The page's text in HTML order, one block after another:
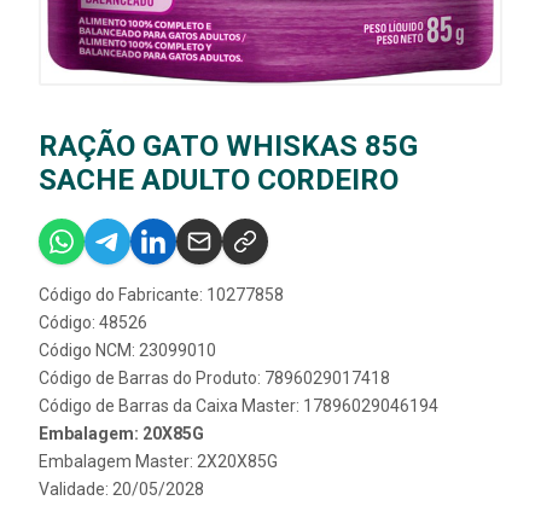
RAÇÃO GATO WHISKAS 85G
SACHE ADULTO CORDEIRO
Código do Fabricante: 10277858
Código: 48526
Código NCM: 23099010
Código de Barras do Produto: 7896029017418
Código de Barras da Caixa Master: 17896029046194
Embalagem: 20X85G
Embalagem Master: 2X20X85G
Validade: 20/05/2028